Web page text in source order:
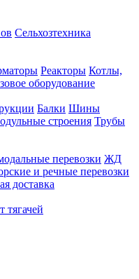
Сельхозтехника
Реакторы Котлы,
оборудование
Балки Шины
строения Трубы
перевозки ЖД
и речные перевозки
доставка
тягачей